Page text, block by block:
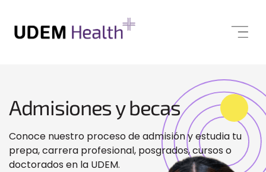
Admisiones y becas
Conoce nuestro proceso de admisión y estudia tu
prepa, carrera profesional, posgrados, cursos o
doctorados en la UDEM.